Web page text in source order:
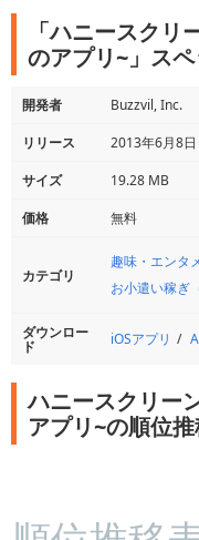
「ハニースク
のアプリ~」ス
開発者
Buzzvil, Inc.
リリース
2013年6月8日
サイズ
19.28 MB
価格
無料
カテゴリ
趣味・エンタ
お小遣い稼ぎ
ダウンロー
ド iOSアプリ
ハニースクリー
アプリ~の順位